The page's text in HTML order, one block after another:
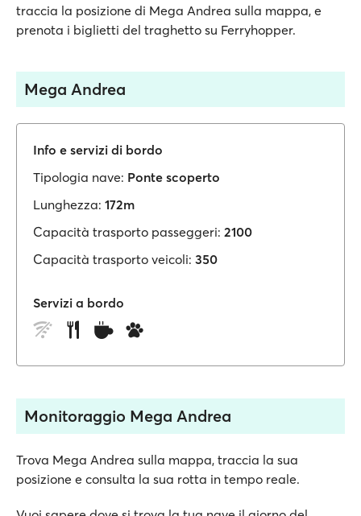
traccia la posizione di Mega Andrea sulla mappa, e
prenota i biglietti del traghetto su Ferryhopper.
Mega Andrea
Info e servizi di bordo
Tipologia nave: Ponte scoperto
Lunghezza: 172m
Capacità trasporto passeggeri: 2100
Capacità trasporto veicoli: 350
Servizi a bordo
Monitoraggio Mega Andrea
Trova Mega Andrea sulla mappa, traccia la sua
posizione e consulta la sua rotta in tempo reale.